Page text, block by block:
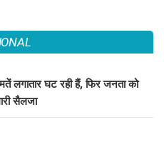
लगातार घट रही हैं, फिर जनता को
सैलजा